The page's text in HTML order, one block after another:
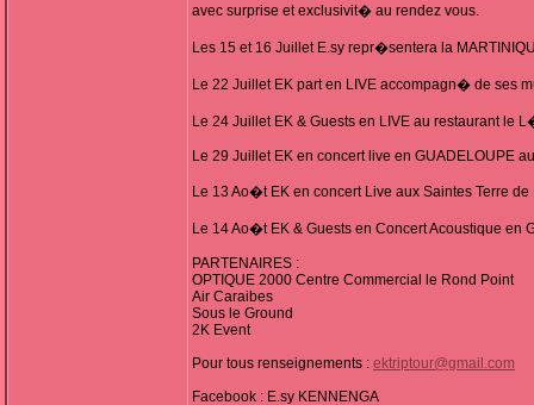
avec surprise et exclusivit� au rendez vous.
Les 15 et 16 Juillet E.sy repr�sentera la
Le 22 Juillet EK part en LIVE accompagn� de ses
Le 24 Juillet EK & Guests en LIVE au restaurant le
Le 29 Juillet EK en concert live en GUADELOUPE
Le 13 Ao�t EK en concert Live aux Saintes Terre de
Le 14 Ao�t EK & Guests en Concert Acoustique en
PARTENAIRES :
OPTIQUE 2000 Centre Commercial le Rond Point
Air Caraibes
Sous le Ground
2K Event
Pour tous renseignements : ektriptour@gmail.com
Facebook : E.sy KENNENGA